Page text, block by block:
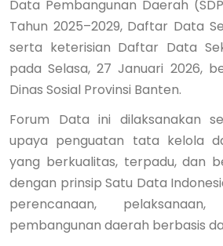
Data Pembangunan Daerah
Tahun 2025–2029, Daftar Data
serta keterisian Daftar Data
pada Selasa, 27 Januari 2026,
Dinas Sosial Provinsi Banten.
Forum Data ini dilaksanakan
upaya penguatan tata kelola
yang berkualitas, terpadu, dan
dengan prinsip Satu Data
perencanaan,
pembangunan daerah berbasis